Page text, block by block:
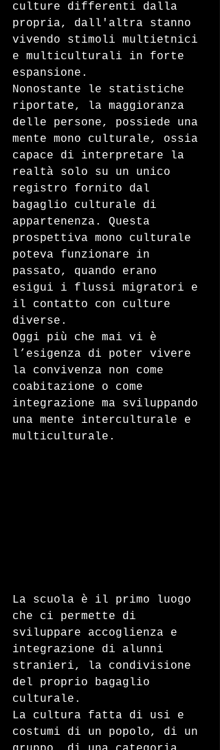
culture differenti dalla
propria, dall'altra stanno
vivendo stimoli multietnici
e multiculturali in forte
espansione.
Nonostante le statistiche
riportate, la maggioranza
delle persone, possiede una
mente mono culturale, ossia
capace di interpretare la
realtà solo su un unico
registro fornito dal
bagaglio culturale di
appartenenza. Questa
prospettiva mono culturale
poteva funzionare in
passato, quando erano
esigui i flussi migratori e
il contatto con culture
diverse.
Oggi più che mai vi è
l’esigenza di poter vivere
la convivenza non come
coabitazione o come
integrazione ma sviluppando
una mente interculturale e
multiculturale.
La scuola è il primo luogo
che ci permette di
sviluppare accoglienza e
integrazione di alunni
stranieri, la condivisione
del proprio bagaglio
culturale.
La cultura fatta di usi e
costumi di un popolo, di un